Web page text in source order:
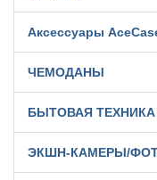
Аксессуары
ЧЕМОДАНЫ
БЫТОВАЯ ТЕХНИКА
ЭКШН-КАМЕРЫ/